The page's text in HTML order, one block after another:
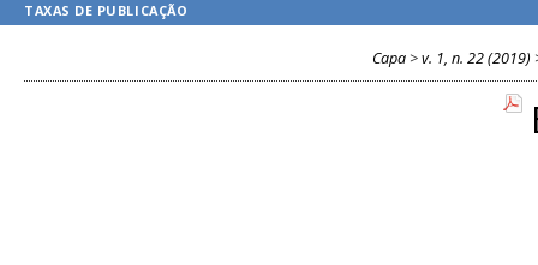
TAXAS DE PUBLICAÇÃO
Capa >v. 1, n. 22 (2019)